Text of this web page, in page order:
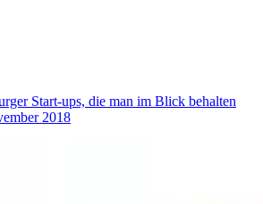
Start-ups, die man im Blick behalten
2018